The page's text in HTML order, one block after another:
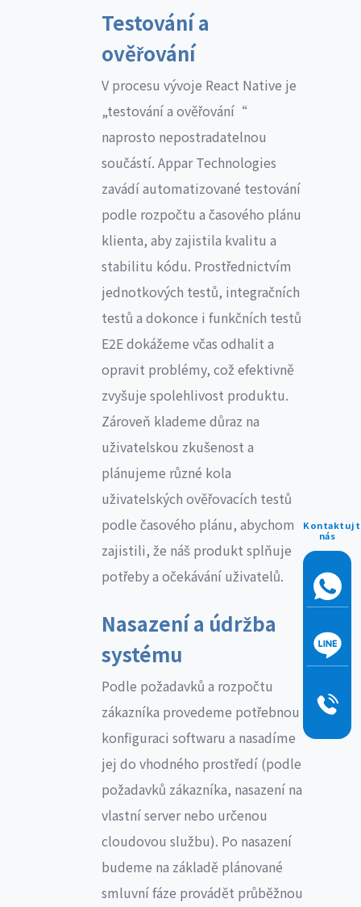
Testování a
ověřování
V procesu vývoje React Native je
„testování a ověřování“
naprosto nepostradatelnou
součástí. Appar Technologies
zavádí automatizované testování
podle rozpočtu a časového plánu
klienta, aby zajistila kvalitu a
stabilitu kódu. Prostřednictvím
jednotkových testů, integračních
testů a dokonce i funkčních testů
E2E dokážeme včas odhalit a
opravit problémy, což efektivně
zvyšuje spolehlivost produktu.
Zároveň klademe důraz na
uživatelskou zkušenost a
plánujeme různé kola
uživatelských ověřovacích testů
podle časového plánu, abychom
zajistili, že náš produkt splňuje
potřeby a očekávání uživatelů.
Nasazení a údržba
systému
Podle požadavků a rozpočtu
zákazníka provedeme potřebnou
konfiguraci softwaru a nasadíme
jej do vhodného prostředí (podle
požadavků zákazníka, nasazení na
vlastní server nebo určenou
cloudovou službu). Po nasazení
budeme na základě plánované
smluvní fáze provádět průběžnou
nás